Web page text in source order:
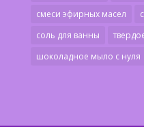
смеси эфирных масел
соль для ванны
шоколадное мыло с нуля